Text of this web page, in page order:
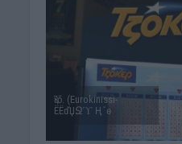
Ԇϊő. (Eurokinissi-
ЁЁďЏՋϓ Ӊˇө